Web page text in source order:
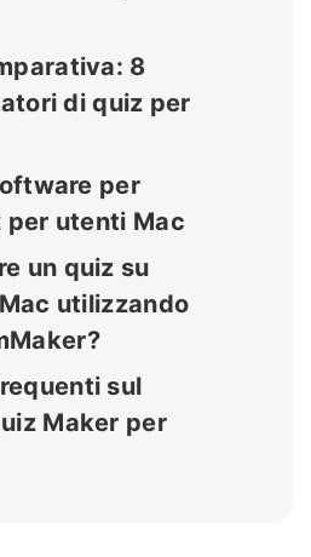
8
di quiz per
per
per utenti Mac
un quiz su
utilizzando
sul
Maker per